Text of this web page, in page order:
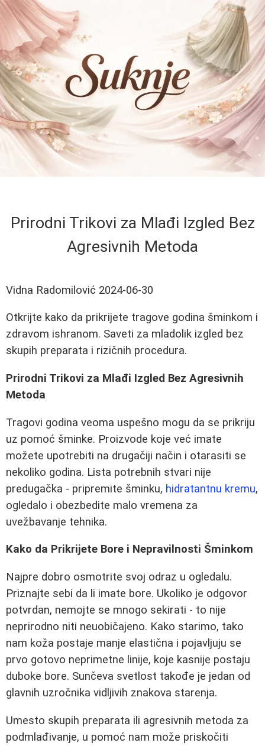
Prirodni Trikovi za Mlađi Izgled Bez
Agresivnih Metoda
Vidna Radomilović 2024-06-30
Otkrijte kako da prikrijete tragove godina šminkom i
zdravom ishranom. Saveti za mladolik izgled bez
skupih preparata i rizičnih procedura.
Prirodni Trikovi za Mlađi Izgled Bez Agresivnih
Metoda
Tragovi godina veoma uspešno mogu da se prikriju
uz pomoć šminke. Proizvode koje već imate
možete upotrebiti na drugačiji način i otarasiti se
nekoliko godina. Lista potrebnih stvari nije
predugačka - pripremite šminku, hidratantnu kremu,
ogledalo i obezbedite malo vremena za
uvežbavanje tehnika.
Kako da Prikrijete Bore i Nepravilnosti Šminkom
Najpre dobro osmotrite svoj odraz u ogledalu.
Priznajte sebi da li imate bore. Ukoliko je odgovor
potvrdan, nemojte se mnogo sekirati - to nije
neprirodno niti neuobičajeno. Kako starimo, tako
nam koža postaje manje elastična i pojavljuju se
prvo gotovo neprimetne linije, koje kasnije postaju
duboke bore. Sunčeva svetlost takođe je jedan od
glavnih uzročnika vidljivih znakova starenja.
Umesto skupih preparata ili agresivnih metoda za
podmlađivanje, u pomoć nam može priskočiti